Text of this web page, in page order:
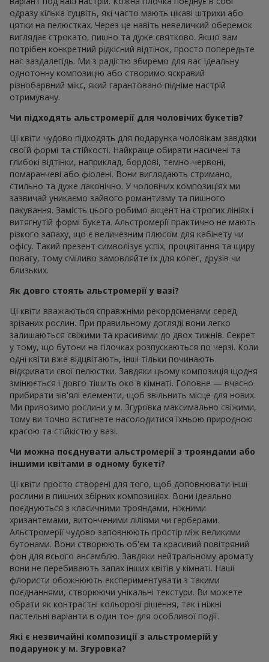
одразу кілька суцвіть, які часто мають цікаві штрихи або
цятки на пелюстках. Через це навіть невеличкий оберемок
виглядає строкато, пишно та дуже святково. Якщо вам
потрібен конкретний рідкісний відтінок, просто попередьте
нас заздалегідь. Ми з радістю збиремо для вас ідеальну
однотонну композицію або створимо яскравий
різнобарвний мікс, який гарантовано підніме настрій
отримувачу.
Чи підходять альстромерії для чоловічих букетів?
Ці квіти чудово підходять для подарунка чоловікам завдяки
своїй формі та стійкості. Найкраще обирати насичені та
глибокі відтінки, наприклад, бордові, темно-червоні,
помаранчеві або фіолені. Вони виглядають стримано,
стильно та дуже лаконічно. У чоловічих композиціях ми
зазвичай уникаємо зайвого романтизму та пишного
пакування. Замість цього робимо акцент на строгих лініях і
витягнутій формі букета. Альстромерії практично не мають
різкого запаху, що є величезним плюсом для кабінету чи
офісу. Такий презент символізує успіх, процвітання та щиру
повагу, тому сміливо замовляйте їх для колег, друзів чи
близьких.
Як довго стоять альстромерії у вазі?
Ці квіти вважаються справжніми рекордсменами серед
зрізаних рослин. При правильному догляді вони легко
залишаються свіжими та красивими до двох тижнів. Секрет
у тому, що бутони на гілочках розпускаються по черзі. Коли
одні квіти вже відцвітають, інші тільки починають
відкривати свої пелюстки. Завдяки цьому композиція щодня
змінюється і довго тішить око в кімнаті. Головне — вчасно
прибирати зів'ялі елементи, щоб звільнить місце для нових.
Ми привозимо рослини у м. Згуровка максимально свіжими,
тому ви точно встигнете насолодитися їхньою природною
красою та стійкістю у вазі.
Чи можна поєднувати альстромерії з трояндами або
іншими квітами в одному букеті?
Ці квіти просто створені для того, щоб доповнювати інші
рослини в пишних збірних композиціях. Вони ідеально
поєднуються з класичними трояндами, ніжними
хризантемами, витонченими ліліями чи герберами.
Альстромерії чудово заповнюють простір між великими
бутонами. Вони створюють об'єм та красивий повітряний
фон для всього ансамблю. Завдяки нейтральному аромату
вони не перебивають запах інших квітів у кімнаті. Наші
флористи обожнюють експериментувати з такими
поєднаннями, створюючи унікальні текстури. Ви можете
обрати як контрастні кольорові рішення, так і ніжні
пастельні варіанти в один тон для особливої події.
Які є незвичайні композиції з альстромерій у
подарунок у м. Згуровка?